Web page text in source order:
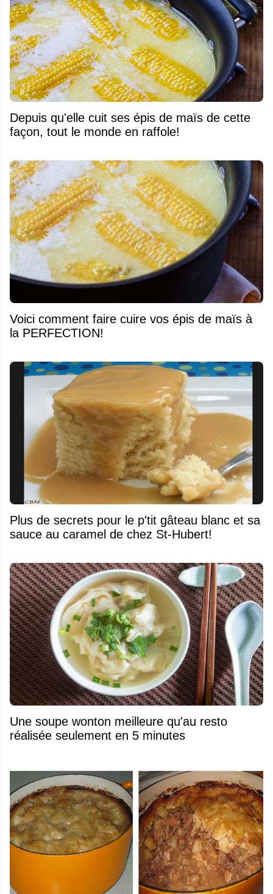
Depuis qu'elle cuit ses épis de maïs de cette
façon, tout le monde en raffole!
Voici comment faire cuire vos épis de maïs à
la PERFECTION!
Plus de secrets pour le p'tit gâteau blanc et sa
sauce au caramel de chez St-Hubert!
Une soupe wonton meilleure qu'au resto
réalisée seulement en 5 minutes